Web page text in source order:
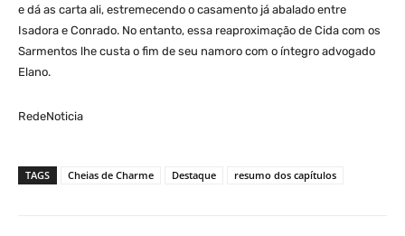
e dá as carta ali, estremecendo o casamento já abalado entre
Isadora e Conrado. No entanto, essa reaproximação de Cida com os
Sarmentos lhe custa o fim de seu namoro com o íntegro advogado
Elano.
RedeNoticia
TAGS Cheias de Charme Destaque resumo dos capítulos